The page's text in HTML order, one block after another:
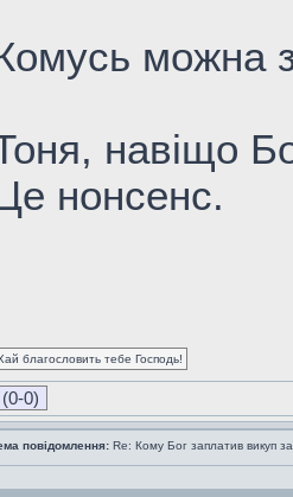
можна
навіщо
нонсенс.
благословить тебе Господь!
(0-0)
повідомлення: Re: Кому Бог заплатив викуп